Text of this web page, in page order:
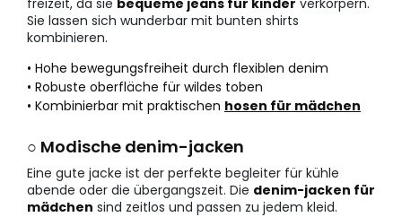
Sie lassen sich wunderbar mit bunten shirts
kombinieren.
• Hohe bewegungsfreiheit durch flexiblen denim
• Robuste oberfläche für wildes toben
• Kombinierbar mit praktischen hosen für mädchen
○ Modische denim-jacken
Eine gute jacke ist der perfekte begleiter für kühle
abende oder die übergangszeit. Die denim-jacken für
mädchen sind zeitlos und passen zu jedem kleid.